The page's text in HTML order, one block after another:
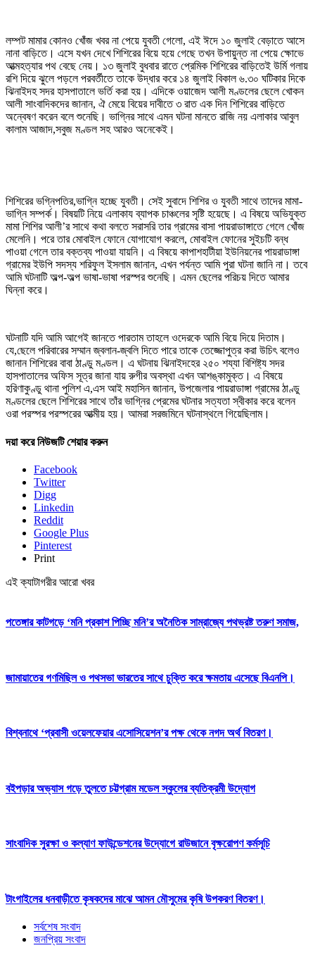
লম্পট মামার কোনও খোঁজ খবর না পেয়ে যুবতী গেলো, এই ঈদে ১০ জুলাই বেড়াতে আসে
নানা বাড়িতে। এসে যখন দেখে শিশিরের বিয়ে হয়ে গেছে তখন উপায়ুন্ত না পেয়ে ক্ষোভে
আত্মহত্যার পথ বেছে নেয়। ১৩ জুলাই বুধবার রাতে প্রেমিক শিশিরের বাড়িতেই উর্মি গলায়
রশি দিয়ে ঝুলে পড়লে পরবর্তীতে তাকে উদ্ধার করে ১৪ জুলাই বিকাল ৬.৩০ ঘটিকার দিকে
ঝিনাইদহ সদর হাসপাতালে ভর্তি করা হয়। এদিকে ওয়াজেদ আলী মণ্ডলের ছেলে খোকন
আলী সাংবাদিকদের জানান, ঐ মেয়ে বিয়ের দাবীতে ৩ রাত এক দিন শিশিরের বাড়িতে
অন্বেষণ করেন বলে শুনেছি। ভাগ্নির সাথে এমন ঘটনা মানতে রাজি নয় এলাকার আবুল
কালাম আজাদ,সবুজ মণ্ডল সহ আরও অনেকেই।
শিশিরের ভগ্নিপতির,ভাগ্নি হচ্ছে যুবতী। সেই সুবাদে শিশির ও যুবতী সাথে তাদের মামা-
ভাগ্নি সম্পর্ক। বিষয়টি নিয়ে এলাকায ব্যাপক চাঞ্চলের সৃষ্টি হয়েছে। এ বিষয়ে অভিযুক্ত
মামা শিশির আলী’র সাথে কথা বলতে সরাসরি তার গ্রামের বাসা পায়রাডাঙ্গাতে গেলে খোঁজ
মেলেনি। পরে তার মোবাইল ফোনে যোগাযোগ করলে, মোবাইল ফোনের সুইচটি বন্ধ
পাওয়া গেলে তার বক্তব্য পাওয়া যায়নি। এ বিষয়ে কাপাশহাটীয়া ইউনিয়নের পায়রাডাঙ্গা
গ্রামের ইউপি সদস্য শরিফুল ইসলাম জানান, এখন পর্যন্ত আমি পুরা ঘটনা জানি না। তবে
আমি ঘটনাটি অল্প-অল্প ভাষা-ভাষা পরস্পর শুনেছি। এমন ছেলের পরিচয় দিতে আমার
ঘিন্না করে।
ঘটনাটি যদি আমি আগেই জানতে পারতাম তাহলে ওদেরকে আমি বিয়ে দিয়ে দিতাম।
যে,ছেলে পরিবারের সম্মান জ্বলান-জ্বলি দিতে পারে তাকে তেজ্জোপুত্র করা উচিৎ বলেও
জানান শিশিরের বাবা ঠাণ্ডু মণ্ডল। এ ঘটনায় ঝিনাইদহের ২৫০ শয্যা বিশিষ্ট্য সদর
হাসপাতালের অফিস সূত্র জানা যায় রুগীর অবস্থা এখন আশঙ্কামুক্ত। এ বিষয়ে
হরিণাকুণ্ডু থানা পুলিশ এ,এস আই মহাসিন জানান, উপজেলার পায়রাডাঙ্গা গ্রামের ঠাণ্ডু
মণ্ডলের ছেলে শিশিরের সাথে তাঁর ভাগ্নির প্রেমের ঘটনার সত্যতা স্বীকার করে বলেন
ওরা পরস্পর পরস্পরের আত্মীয় হয়। আমরা সরজমিনে ঘটনাস্থলে গিয়েছিলাম।
দয়া করে নিউজটি শেয়ার করুন
Facebook
Twitter
Digg
Linkedin
Reddit
Google Plus
Pinterest
Print
এই ক্যাটাগরীর আরো খবর
পতেঙ্গার কাটগড়ে ‘মনি প্রকাশ পিচ্ছি মনি’র অনৈতিক সাম্রাজ্যে পথভ্রষ্ট তরুণ সমাজ,
জামায়াতের গণমিছিল ও পথসভা ভারতের সাথে চুক্তি করে ক্ষমতায় এসেছে বিএনপি।
বিশ্বনাথে ‘প্রবাসী ওয়েলফেয়ার এসোসিয়েশন’র পক্ষ থেকে নগদ অর্থ বিতরণ।
বইপড়ার অভ্যাস গড়ে তুলতে চট্টগ্রাম মডেল স্কুলের ব্যতিক্রমী উদ্যোগ
সাংবাদিক সুরক্ষা ও কল্যাণ ফাউন্ডেশনের উদ্যোগে রাউজানে বৃক্ষরোপণ কর্মসূচি
টাংগাইলের ধনবাড়ীতে কৃষকদের মাঝে আমন মৌসুমের কৃষি উপকরণ বিতরণ।
সর্বশেষ সংবাদ
জনপ্রিয় সংবাদ